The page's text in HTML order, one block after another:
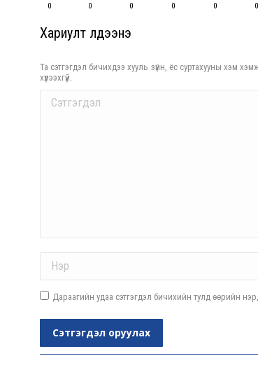
0 0 0 0 0 0
Хариулт үлдээнэ үү
Та сэтгэгдэл бичихдээ хууль зүйн, ёс суртахууны хэм
хүлээхгүй.
Comment
Дараагийн удаа сэтгэгдэл бичихийн тулд өөрийн
Сэтгэгдэл оруулах